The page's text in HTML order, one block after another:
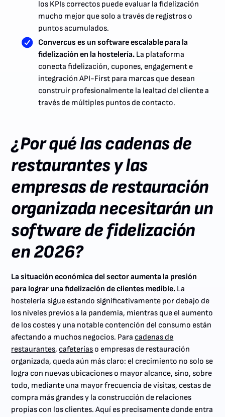
los KPIs correctos puede evaluar la fidelización
mucho mejor que solo a través de registros o
puntos acumulados.
Convercus es un software escalable para la
fidelización en la hostelería.La plataforma
conecta fidelización, cupones, engagement e
integración API-First para marcas que desean
construir profesionalmente la lealtad del cliente a
través de múltiples puntos de contacto.
¿Por qué las cadenas de
restaurantes y las
empresas de restauración
organizada necesitarán un
software de fidelización
en 2026?
La situación económica del sector aumenta la presión
para lograr una fidelización de clientes medible. La
hostelería sigue estando significativamente por debajo de
los niveles previos a la pandemia, mientras que el aumento
de los costes y una notable contención del consumo están
afectando a muchos negocios. Para cadenas de
restaurantes, cafeterías o empresas de restauración
organizada, queda aún más claro: el crecimiento no solo se
logra con nuevas ubicaciones o mayor alcance, sino, sobre
todo, mediante una mayor frecuencia de visitas, cestas de
compra más grandes y la construcción de relaciones
propias con los clientes. Aquí es precisamente donde entra